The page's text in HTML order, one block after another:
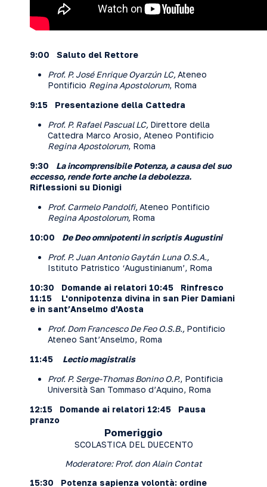
9:00 Saluto del Rettore
Prof. P. José Enrique Oyarzún LC,Ateneo
Pontificio Regina Apostolorum, Roma
9:15 Presentazione della Cattedra
Prof. P. Rafael Pascual LC, Direttore della
Cattedra Marco Arosio, Ateneo Pontificio
Regina Apostolorum, Roma
9:30
La incomprensibile Potenza, a causa del suo
eccesso, rende forte anche la debolezza.
Riflessioni su Dionigi
Prof. Carmelo Pandolfi,Ateneo Pontificio
Regina Apostolorum, Roma
10:00 De Deo omnipotenti in scriptis Augustini
Prof. P. Juan Antonio Gaytán Luna O.S.A.,
Istituto Patristico ‘Augustinianum’, Roma
10:30 Domande ai relatori 10:45 Rinfresco
11:15 L'onnipotenza divina in san Pier Damiani
e in sant’Anselmo d'Aosta
Prof. Dom Francesco De Feo O.S.B., Pontificio
Ateneo Sant’Anselmo, Roma
11:45 Lectio magistralis
Prof. P. Serge-Thomas Bonino O.P., Pontificia
Università San Tommaso d’Aquino, Roma
12:15 Domande ai relatori 12:45 Pausa
pranzo
Pomeriggio
SCOLASTICA DEL DUECENTO
Moderatore: Prof. don Alain Contat
15:30 Potenza sapienza volontà: ordine